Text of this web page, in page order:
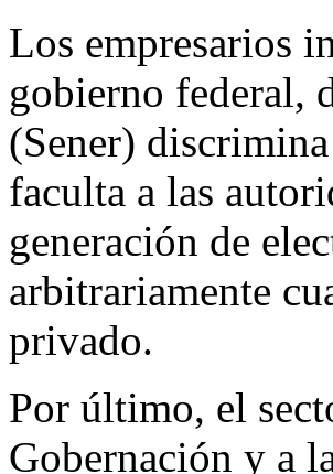
Los empresarios
gobierno federal,
(Sener)
faculta a las
generación de
arbitrariamente
privado.
Por último, el
Gobernación y a